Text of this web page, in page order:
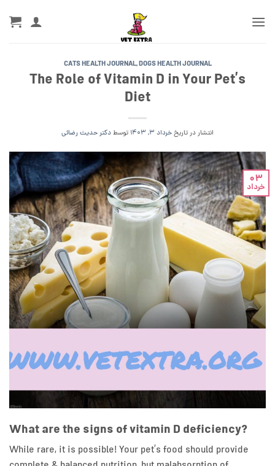
CATS HEALTH JOURNAL,DOGS HEALTH JOURNAL
The Role of Vitamin D in Your Pet’s
Diet
انتشار در تاریخخرداد 3, 1403 توسطدکتر حدیث رضائی
03
خرداد
What are the signs of vitamin D deficiency?
While rare, it is possible! Your pet’s food should provide